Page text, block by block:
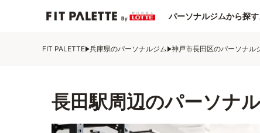
パーソナルジムから探す
FIT PALETTE 兵庫県のパーソナルジム 神戸市長田区のパーソナル
長田駅周辺のパーソナ